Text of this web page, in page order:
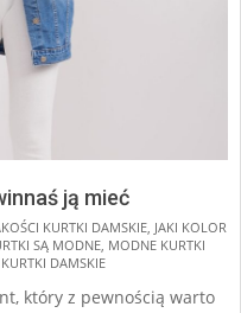
ją mieć
KURTKI DAMSKIE, JAKI KOLOR
SĄ MODNE, MODNE KURTKI
DAMSKIE
który z pewnością warto